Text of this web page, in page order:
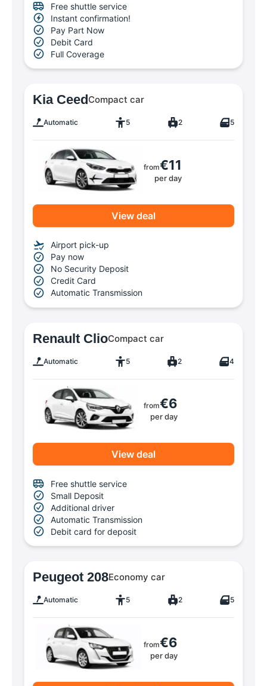
Free shuttle service
Instant confirmation!
Pay Part Now
Debit Card
Full Coverage
Kia CeedCompact car
Automatic 5 2 5
from€11
per day
View deal
Airport pick-up
Pay now
No Security Deposit
Credit Card
Automatic Transmission
Renault ClioCompact car
Automatic 5 2 4
from€6
per day
View deal
Free shuttle service
Small Deposit
Additional driver
Automatic Transmission
Debit card for deposit
Peugeot 208Economy car
Automatic 5 2 5
from€6
per day